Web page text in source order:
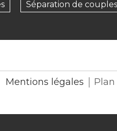
Séparation de couples
Mentions légales